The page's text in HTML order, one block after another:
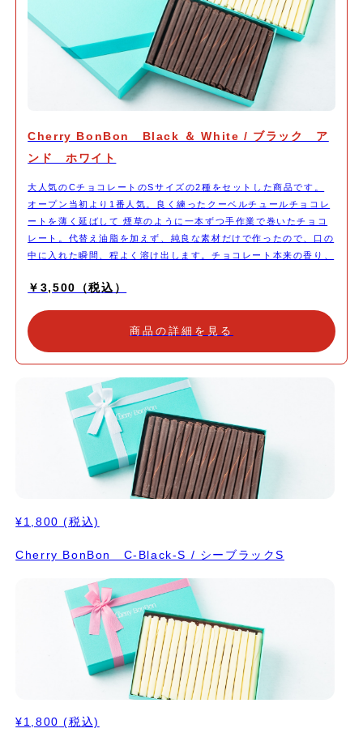
Cherry BonBon Black ＆ White / ブラック ア
ンド ホワイト
大人気のCチョコレートのSサイズの2種をセットした商品です。
オープン当初より1番人気。良く練ったクーベルチュールチョコレ
ートを薄く延ばして 煙草のように一本ずつ手作業で巻いたチョコ
レート。代替え油脂を加えず、純良な素材だけで作ったので、口の
中に入れた瞬間、程よく溶け出します。チョコレート本来の香り、
￥3,500（税込）
商品の詳細を見る
¥1,800 (税込)
Cherry BonBon C-Black-S / シーブラックS
¥1,800 (税込)